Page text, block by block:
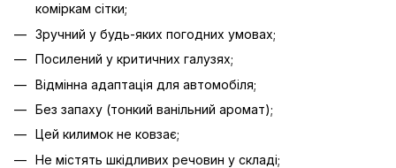
коміркам сітки;
Зручний у будь-яких погодних умовах;
Посилений у критичних галузях;
Відмінна адаптація для автомобіля;
Без запаху (тонкий ванільний аромат);
Цей килимок не ковзає;
Не містять шкідливих речовин у складі;